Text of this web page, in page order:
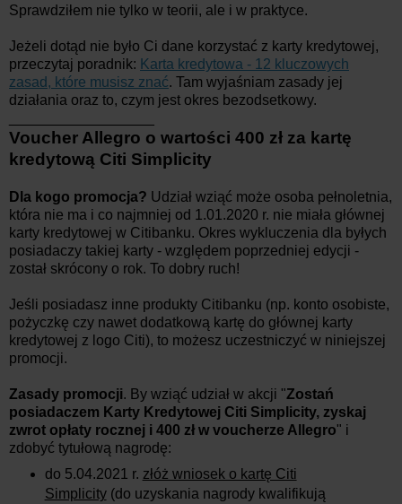
Sprawdziłem nie tylko w teorii, ale i w praktyce.
Jeżeli dotąd nie było Ci dane korzystać z karty kredytowej,
przeczytaj poradnik: Karta kredytowa - 12 kluczowych
zasad, które musisz znać. Tam wyjaśniam zasady jej
działania oraz to, czym jest okres bezodsetkowy.
Voucher Allegro o wartości 400 zł za kartę
kredytową Citi Simplicity
Dla kogo promocja? Udział wziąć może osoba pełnoletnia,
która nie ma i co najmniej od 1.01.2020 r. nie miała głównej
karty kredytowej w Citibanku. Okres wykluczenia dla byłych
posiadaczy takiej karty - względem poprzedniej edycji -
został skrócony o rok. To dobry ruch!
Jeśli posiadasz inne produkty Citibanku (np. konto osobiste,
pożyczkę czy nawet dodatkową kartę do głównej karty
kredytowej z logo Citi), to możesz uczestniczyć w niniejszej
promocji.
Zasady promocji. By wziąć udział w akcji "Zostań
posiadaczem Karty Kredytowej Citi Simplicity, zyskaj
zwrot opłaty rocznej i 400 zł w voucherze Allegro" i
zdobyć tytułową nagrodę:
do 5.04.2021 r. złóż wniosek o kartę Citi
Simplicity(do uzyskania nagrody kwalifikują